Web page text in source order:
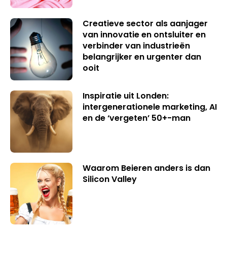
Creatieve sector als aanjager
van innovatie en ontsluiter en
verbinder van industrieën
belangrijker en urgenter dan
ooit
Inspiratie uit Londen:
intergenerationele marketing, AI
en de ‘vergeten’ 50+-man
Waarom Beieren anders is dan
Silicon Valley